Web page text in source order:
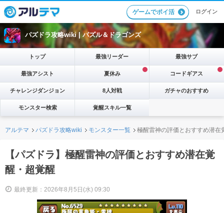
ゲームでポイ活 ログイン
パズドラ攻略wiki |パズル＆ドラゴンズ
トップ 最強リーダー 最強サブ
最強アシスト 夏休み コードギアス
チャレンジダンジョン 8人対戦 ガチャのおすすめ
モンスター検索 覚醒スキル一覧
アルテマ パズドラ攻略wiki モンスター一覧 極醒雷神の評価とおすすめ潜在
【パズドラ】極醒雷神の評価とおすすめ潜在覚
醒・超覚醒
最終更新：2026年8月5日(水) 09:30